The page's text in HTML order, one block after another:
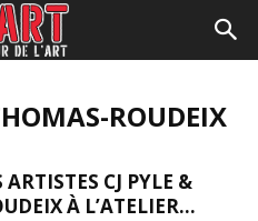
ROUDEIX
ARTISTES CJ PYLE &
À L’ATELIER...